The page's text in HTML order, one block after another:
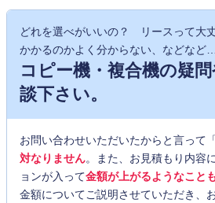
どれを選べがいいの？ リースって大
かかるのかよく分からない、などなど…
コピー機・複合機の疑
談下さい。
お問い合わせいただいたからと言って
対なりません。また、お見積もり内容
ョンが入って金額が上がるようなこと
金額についてご説明させていただき、